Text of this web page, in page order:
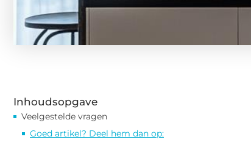
Inhoudsopgave
Veelgestelde vragen
Goed artikel? Deel hem dan op: